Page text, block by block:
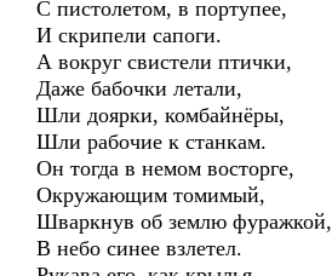
С пистолетом, в портупее,
И скрипели сапоги.
А вокруг свистели птички,
Даже бабочки летали,
Шли доярки, комбайнёры,
Шли рабочие к станкам.
Он тогда в немом восторге,
Окружающим томимый,
Шваркнув об землю фуражкой,
В небо синее взлетел.